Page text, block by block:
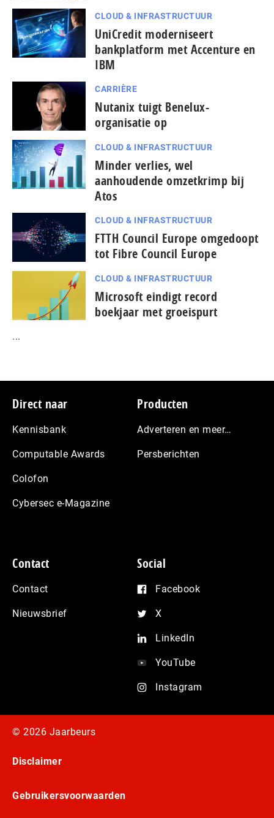
CLOUD & INFRASTRUCTUUR
UniCredit moderniseert
bankplatform met Accenture en
IBM
CARRIÈRE
Nutanix tuigt Benelux-
organisatie op
CLOUD & INFRASTRUCTUUR
Minder verlies, wel
aanhoudende omzetkrimp bij
Atos
CLOUD & INFRASTRUCTUUR
FTTH Council Europe omgedoopt
tot Fibre Council Europe
CLOUD & INFRASTRUCTUUR
Microsoft eindigt record
boekjaar met groeispurt
...
Footer
Direct naar
Kennisbank
Computable Awards
Colofon
Cybersec e-Magazine
Producten
Adverteren en meer…
Persberichten
Contact
Contact
Nieuwsbrief
Social
Facebook
X
LinkedIn
YouTube
Instagram
© 2026 Jaarbeurs
Disclaimer
Gebruikersvoorwaarden